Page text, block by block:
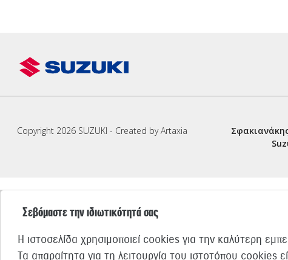
Copyright 2026 SUZUKI - Created by Artaxia
Σεβόμαστε την ιδιωτικότητά σας
Η ιστοσελίδα χρησιμοποιεί cookies για την καλύτερη
Τα απαραίτητα για τη λειτουργία του ιστοτόπου cookies